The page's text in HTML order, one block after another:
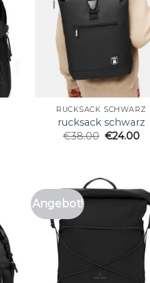
RUCKSACK SCHWARZ
rucksack schwarz
€38.00 €24.00
Angebot!